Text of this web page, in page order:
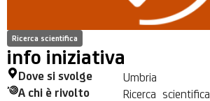
Ricerca scientifica
info iniziativa
Dove si svolge Umbria
A chi è rivolto Ricerca scientifica